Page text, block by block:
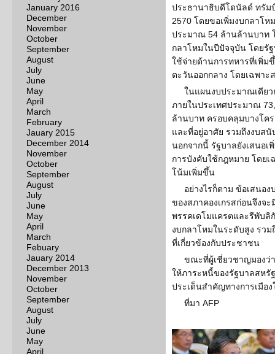
January 2016
December
November
October
September
August
July
June
May
April
March
February
Jauary 2015
December 2014
November
October
September
August
July
June
May
April
March
Febuary
Jauary 2014
December 2013
November
October
September
August
July
June
May
April
ประธานาธิบดีโดนัลด์ ทรั
2570 โดยขอเพิ่มงบกลาโ
ประมาณ 54 ล้านล้านบาท
กลาโหมในปีปัจจุบัน โดยรั
ใช้จ่ายด้านการทหารที่เพิ่
ตะวันออกกลาง โดยเฉพาะ
ในแผนงบประมาณเดีย
ภายในประเทศประมาณ
ล้านบาท ครอบคลุมบางโค
และที่อยู่อาศัย รวมถึงงบส
นอกจากนี้ รัฐบาลยังเสนอ
การบังคับใช้กฎหมาย โดย
โน้มเพิ่มขึ้น
อย่างไรก็ตาม ข้อเสนอ
ของสภาคองเกรสก่อนจึงจ
พรรคเดโมแครตและรีพับลิ
งบกลาโหมในระดับสูง รวม
ที่เกี่ยวข้องกับประชาชน
ขณะที่ผู้เชี่ยวชาญมองว่
ให้ภาระหนี้ของรัฐบาลสหรั
ประเด็นสำคัญทางการเมือ
ที่มา AFP